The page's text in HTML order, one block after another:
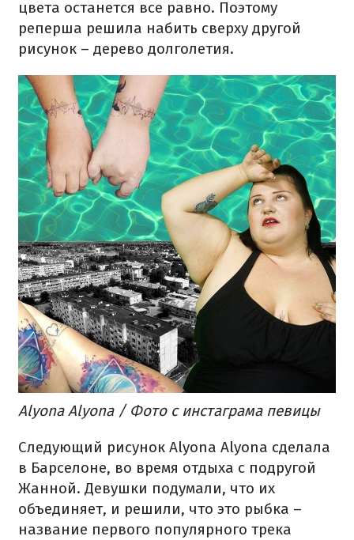
цвета останется все равно. Поэтому
реперша решила набить сверху другой
рисунок – дерево долголетия.
Alyona Alyona / Фото с инстаграма певицы
Следующий рисунок Alyona Alyona сделала
в Барселоне, во время отдыха с подругой
Жанной. Девушки подумали, что их
объединяет, и решили, что это рыбка –
название первого популярного трека